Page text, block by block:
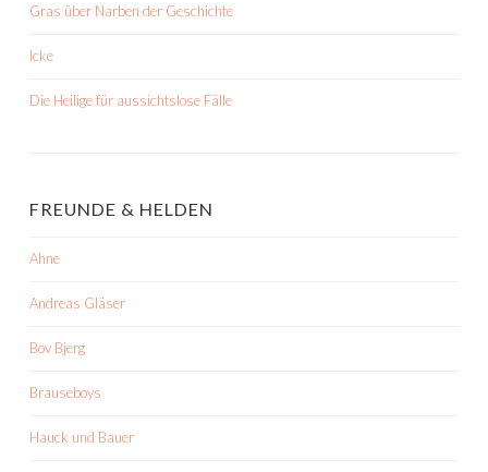
Gras über Narben der Geschichte
Icke
Die Heilige für aussichtslose Fälle
FREUNDE & HELDEN
Ahne
Andreas Gläser
Bov Bjerg
Brauseboys
Hauck und Bauer